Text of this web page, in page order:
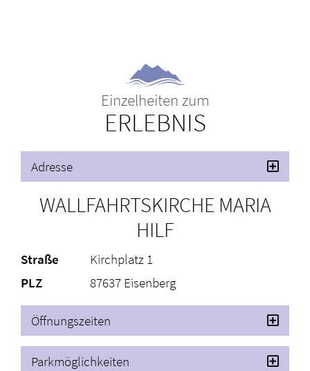
Einzelheiten zum
ERLEBNIS
Adresse
WALLFAHRTSKIRCHE MARIA
HILF
Straße
Kirchplatz 1
PLZ
87637 Eisenberg
Öffnungszeiten
Parkmöglichkeiten